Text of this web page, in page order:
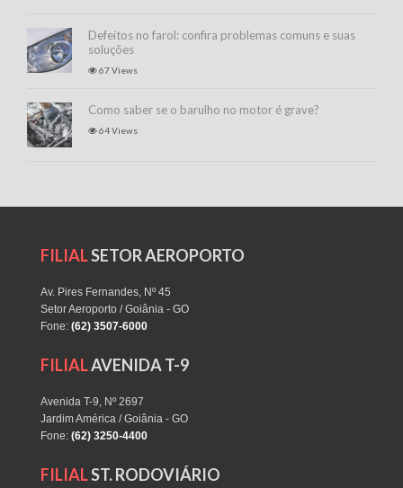
Defeitos no farol: confira problemas comuns e suas
soluções
67 Views
Como saber se o barulho no motor é grave?
64 Views
FILIALSETOR AEROPORTO
Av. Pires Fernandes, Nº 45
Setor Aeroporto / Goiânia - GO
Fone: (62) 3507-6000
FILIALAVENIDA T-9
Avenida T-9, Nº 2697
Jardim América / Goiânia - GO
Fone: (62) 3250-4400
FILIALST. RODOVIÁRIO